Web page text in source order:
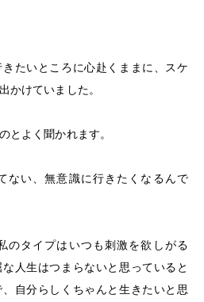
たいところに心赴くままに、スケ
かけていました。
とよく聞かれます。
ない、無意識に行きたくなるんで
のタイプはいつも刺激を欲しがる
な人生はつまらないと思っていると
自分らしくちゃんと生きたいと思